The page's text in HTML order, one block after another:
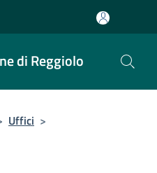
di Reggiolo
Uffici >